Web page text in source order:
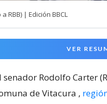
RBB) | Edición BBCL
VER
senador Rodolfo Carter
de Vitacura ,